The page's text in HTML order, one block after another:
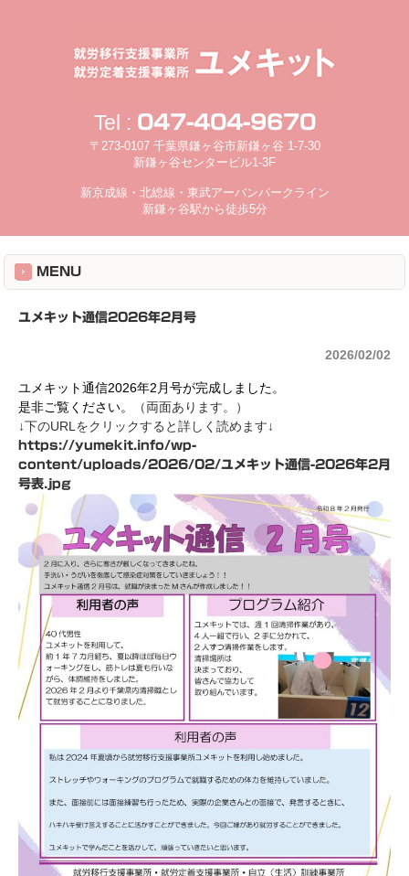
Tel : 047-404-9670
〒273-0107 千葉県鎌ヶ谷市新鎌ヶ谷 1-7-30
新鎌ヶ谷センタービル1-3F
新京成線・北総線・東武アーバンパークライン
新鎌ヶ谷駅から徒歩5分
MENU
ユメキット通信2026年2月号
2026/02/02
ユメキット通信2026年2月号が完成しました。
是非ご覧ください。
（両面あります。）
↓下のURLをクリックすると詳しく読めます↓
https://yumekit.info/wp-
content/uploads/2026/02/ユメキット通信-2026年2月
号表.jpg